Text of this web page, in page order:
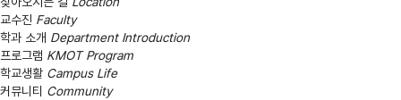
교수진 Faculty
학과 소개 Department Introduction
프로그램 KMOT Program
학교생활 Campus Life
커뮤니티 Community